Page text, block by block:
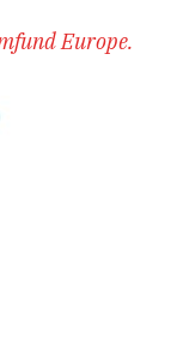
Europe.